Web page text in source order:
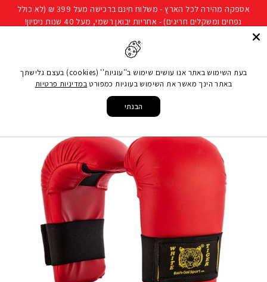
להמשך
אספקה מהירה לכל הארץ - משלוח חינם ברכישה מעל 399 ₪ (לא כולל
נפחים ומשקלים חריגים) - אחריות יבואן רשמי, מעל 40 שנות ניסיון!
עמוד הבית/ענפי ספורט /אומנויות לחימה /ציוד הגנה/מגן כף יד קראטה- אדום (מגוון
בעת השימוש באתר אנו עושים שימוש ב''עוגיות'' (cookies) בעצם גלישתך
באתר הינך מאשר את השימוש בעוגיות כמפורט במדיניות פרטיות
הבנתי